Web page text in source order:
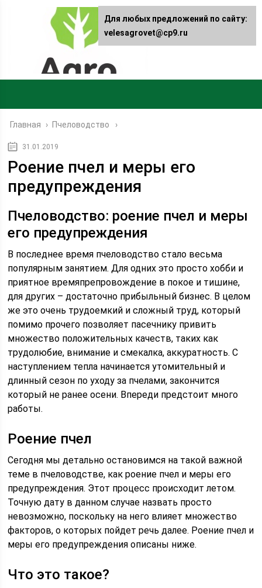
Главная › Пчеловодство
31.01.2019
Роение пчел и меры его
предупреждения
Пчеловодство: роение пчел и меры
его предупреждения
В последнее время пчеловодство стало весьма
популярным занятием. Для одних это просто хобби и
приятное времяпрепровождение в покое и тишине,
для других – достаточно прибыльный бизнес. В целом
же это очень трудоемкий и сложный труд, который
помимо прочего позволяет пасечнику привить
множество положительных качеств, таких как
трудолюбие, внимание и смекалка, аккуратность. С
наступлением тепла начинается утомительный и
длинный сезон по уходу за пчелами, закончится
который не ранее осени. Впереди предстоит много
работы.
Роение пчел
Сегодня мы детально остановимся на такой важной
теме в пчеловодстве, как роение пчел и меры его
предупреждения. Этот процесс происходит летом.
Точную дату в данном случае назвать просто
невозможно, поскольку на него влияет множество
факторов, о которых пойдет речь далее. Роение пчел и
меры его предупреждения описаны ниже.
Что это такое?
Для любых предложений по сайту:
velesagrovet@cp9.ru